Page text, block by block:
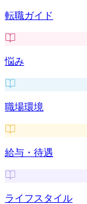
転職ガイド
悩み
職場環境
給与・待遇
ライフスタイル